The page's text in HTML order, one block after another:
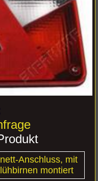
Anschluss, mit
montiert